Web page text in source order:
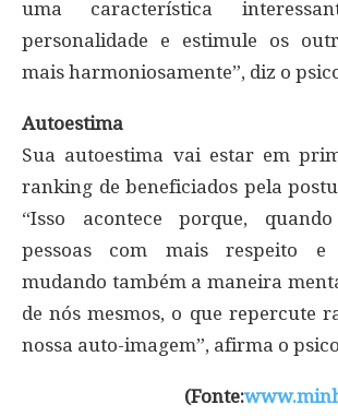
uma característica
personalidade e estimule os
mais harmoniosamente”, diz o
Autoestima
Sua autoestima vai estar em
ranking de beneficiados pela
“Isso acontece porque,
pessoas com mais respeito e
mudando também a maneira
de nós mesmos, o que repercute
nossa auto-imagem”, afirma o
(Fonte: